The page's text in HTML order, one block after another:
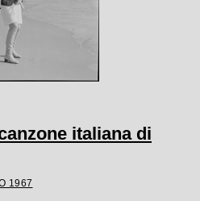
italiana di
1967